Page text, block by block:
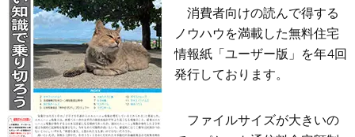
消費者向けの読んで得する
ノウハウを満載した無料住宅
情報紙「ユーザー版」を年4回
発行しております。
ファイルサイズが大きいの